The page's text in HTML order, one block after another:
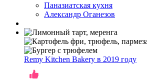
Паназиатская кухня
Александр Оганезов
Remy Kitchen Bakery в 2019 году